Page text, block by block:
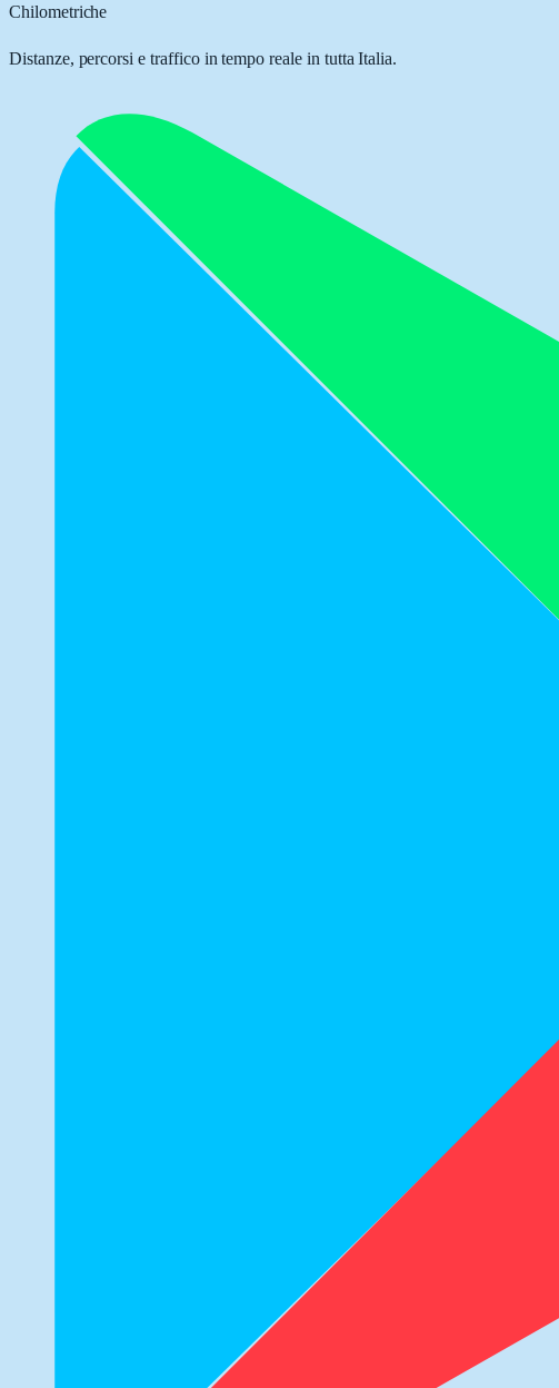
Chilometriche
Distanze, percorsi e traffico in tempo reale in tutta Italia.